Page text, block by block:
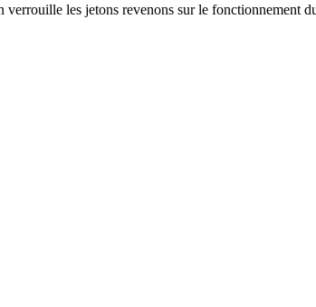
les jetons revenons sur le fonctionnement